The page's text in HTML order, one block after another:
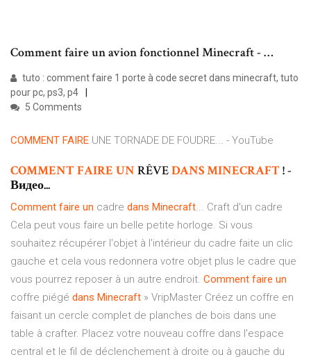
Comment faire un avion fonctionnel Minecraft - …
tuto : comment faire 1 porte à code secret dans minecraft, tuto
pour pc, ps3, p4
5 Comments
COMMENT FAIRE UNE TORNADE DE FOUDRE... - YouTube
COMMENTFAIRE UNRÊVEDANSMINECRAFT! -
Видео...
Comment faire un cadre dans Minecraft... Craft d'un cadre
Cela peut vous faire un belle petite horloge. Si vous
souhaitez récupérer l'objet à l'intérieur du cadre faite un clic
gauche et cela vous redonnera votre objet plus le cadre que
vous pourrez reposer à un autre endroit. Comment faire un
coffre piégé dans Minecraft » VripMaster Créez un coffre en
faisant un cercle complet de planches de bois dans une
table à crafter. Placez votre nouveau coffre dans l'espace
central et le fil de déclenchement à droite ou à gauche du